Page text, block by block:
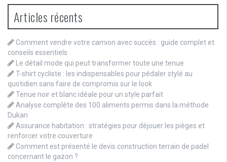
Articles récents
Comment vendre votre camion avec succès : guide complet et
conseils essentiels
Le détail mode qui peut transformer toute une tenue
T-shirt cycliste : les indispensables pour pédaler stylé au
quotidien sans faire de compromis sur le look
Tenue noir et blanc idéale pour un style parfait
Analyse complète des 100 aliments permis dans la méthode
Dukan
Assurance habitation : stratégies pour déjouer les pièges et
renforcer votre couverture
Comment est présenté le devis construction terrain de padel
concernant le gazon ?